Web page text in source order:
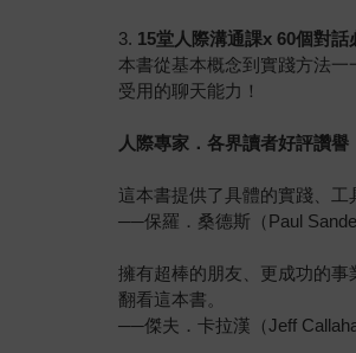
3. 15堂人際溝通課x 60個對話
本書從基本概念到實踐方法
受用的聊天能力！
人際專家．各界讀者好評讚譽
這本書提供了具體的實踐、
──保羅．桑德斯（Paul
擁有超棒的朋友、更成功的
翻看這本書。
──傑夫．卡拉漢（Jeff